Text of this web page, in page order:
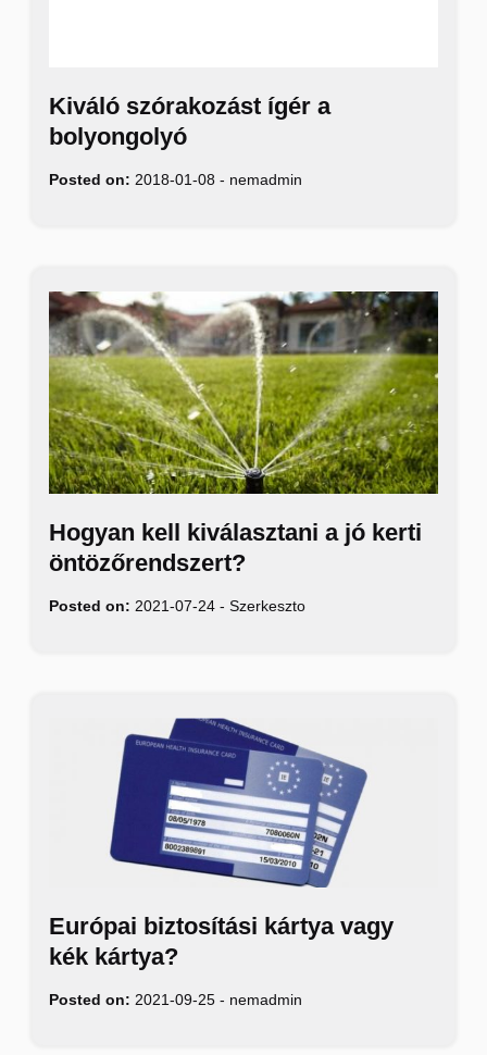
Kiváló szórakozást ígér a
bolyongolyó
Posted on: 2018-01-08 - nemadmin
Hogyan kell kiválasztani a jó kerti
öntözőrendszert?
Posted on: 2021-07-24 - Szerkeszto
Európai biztosítási kártya vagy
kék kártya?
Posted on: 2021-09-25 - nemadmin